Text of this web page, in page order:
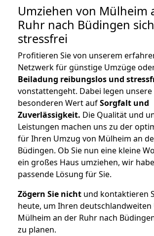
Umziehen von Mülheim
Ruhr nach Büdingen
stressfrei
Profitieren Sie von unserem
Netzwerk für günstige Umzüge
Beiladung reibungslos und
vonstattengeht. Dabei legen
besonderen Wert aufSorgfalt und
Zuverlässigkeit. Die Qualität und
Leistungen machen uns zu der
für Ihren Umzug von Mülheim an
Büdingen. Ob Sie nun eine kleine
ein großes Haus umziehen, wir
passende Lösung für Sie.
Zögern Sie nicht und kontaktieren
heute, um Ihren deutschlandweiten
Mülheim an der Ruhr nach
zu planen.